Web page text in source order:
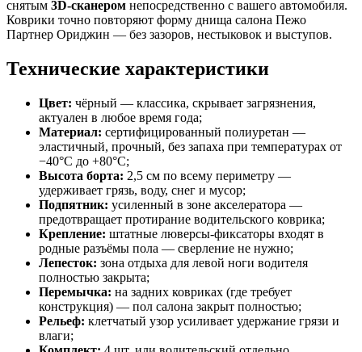
снятым 3D-сканером непосредственно с вашего автомобиля.
Коврики точно повторяют форму днища салона Пежо
Партнер Ориджин — без зазоров, нестыковок и выступов.
Технические характеристики
Цвет: чёрный — классика, скрывает загрязнения,
актуален в любое время года;
Материал: сертифицированный полиуретан —
эластичный, прочный, без запаха при температурах от
−40°C до +80°C;
Высота борта: 2,5 см по всему периметру —
удерживает грязь, воду, снег и мусор;
Подпятник: усиленный в зоне акселератора —
предотвращает протирание водительского коврика;
Крепление: штатные люверсы-фиксаторы входят в
родные разъёмы пола — сверление не нужно;
Лепесток: зона отдыха для левой ноги водителя
полностью закрыта;
Перемычка: на задних ковриках (где требует
конструкция) — пол салона закрыт полностью;
Рельеф: клетчатый узор усиливает удержание грязи и
влаги;